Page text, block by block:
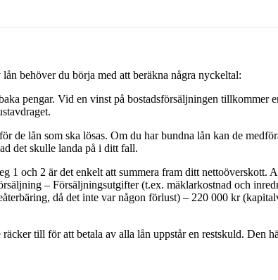
behöver du börja med att beräkna några nyckeltal:
pengar. Vid en vinst på bostadsförsäljningen
de lån som ska lösas. Om du har bundna lån kan de
det skulle landa på i ditt fall.
1 och 2 är det enkelt att summera fram ditt nettoöverskott.
– Försäljningsutgifter (t.ex. mäklarkostnad och
då det inte var någon förlust) – 220 000 kr
till för att betala av alla lån uppstår en restskuld. Den